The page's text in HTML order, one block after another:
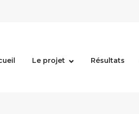
Le projet Résultats